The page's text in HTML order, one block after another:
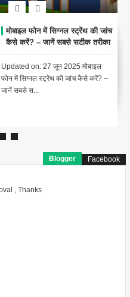
आईफोन में एप्प हो रहा है क्रैश तो
करे सही
कई बार आईफोन में एप्प क्रेश होने की
समस्या भी सुनने को मिलती है यदि आपके
डिवाइस में एप्पस बार ब...
Blogger Facebook
, Thanks